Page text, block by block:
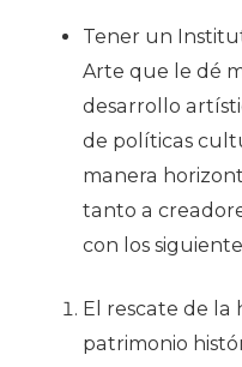
Tener un
Arte que le dé
desarrollo
de políticas
manera
tanto a
con los
El rescate de la
patrimonio